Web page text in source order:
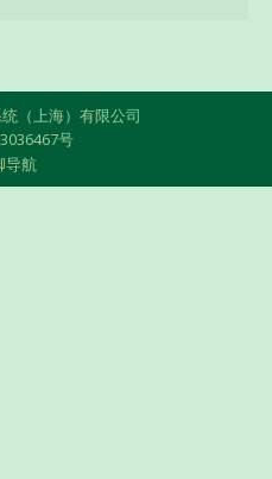
（上海）有限公司
号
导航